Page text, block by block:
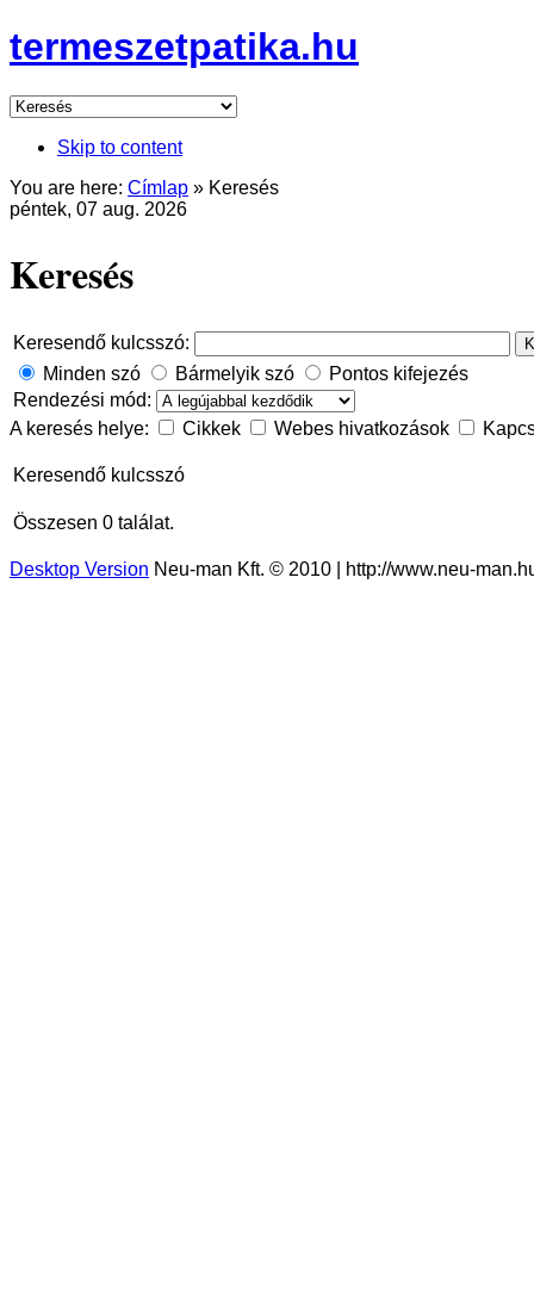
termeszetpatika.hu
Skip to content
You are here: Címlap » Keresés
péntek, 07 aug. 2026
Keresés
Keresendő kulcsszó:
Minden szó Bármelyik szó
Pontos kifejezés
Rendezési mód:
A keresés helye:
Cikkek Webes hivatkozások
Keresendő kulcsszó
Összesen 0 találat.
Desktop Version Neu-man Kft. © 2010 | http://www.neu-